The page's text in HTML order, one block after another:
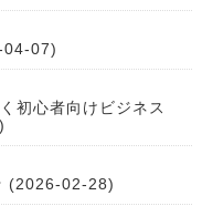
04-07)
初心者向けビジネス
(2026-02-28)